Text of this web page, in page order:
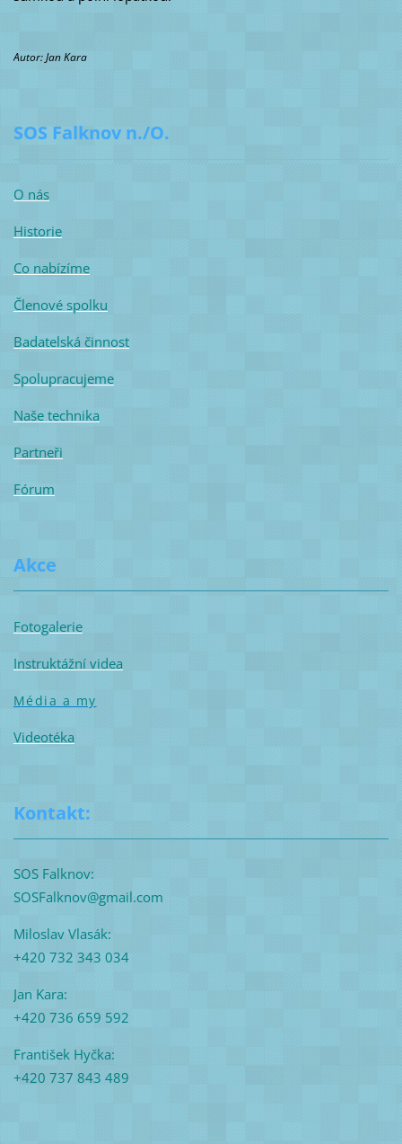
Autor: Jan Kara
SOS Falknov n./O.
O nás
Historie
Co nabízíme
Členové spolku
Badatelská činnost
Spolupracujeme
Naše technika
Partneři
Fórum
Akce
Fotogalerie
Instruktážní videa
Média a my
Videotéka
Kontakt:
SOS Falknov:
SOSFalknov@gmail.com
Miloslav Vlasák:
+420 732 343 034
Jan Kara:
+420 736 659 592
František Hyčka:
+420 737 843 489